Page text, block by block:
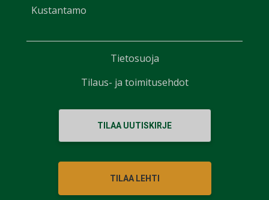
Kustantamo
TILAA UUTISKIRJE
TILAA LEHTI
Tietosuoja
Tilaus- ja toimitusehdot